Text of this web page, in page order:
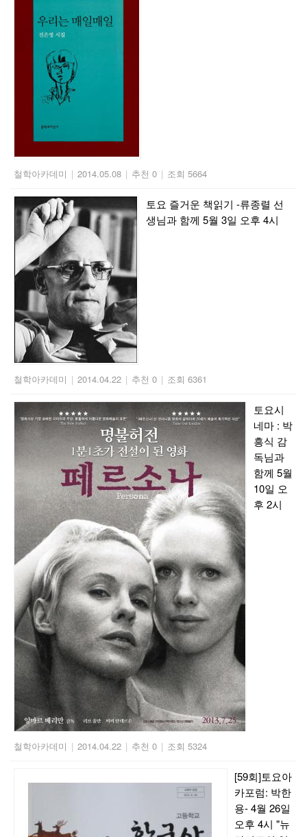
철학아카데미 | 2014.05.08 | 추천 0 | 조회 5664
토요 즐거운 책읽기 -류종렬 선
생님과 함께 5월 3일 오후 4시
철학아카데미 | 2014.04.22 | 추천 0 | 조회 6361
토요시
네마 : 박
흥식 감
독님과
함께 5월
10일 오
후 2시
철학아카데미 | 2014.04.22 | 추천 0 | 조회 5324
[59회]토요아
카포럼: 박한
용- 4월 26일
오후 4시 "뉴